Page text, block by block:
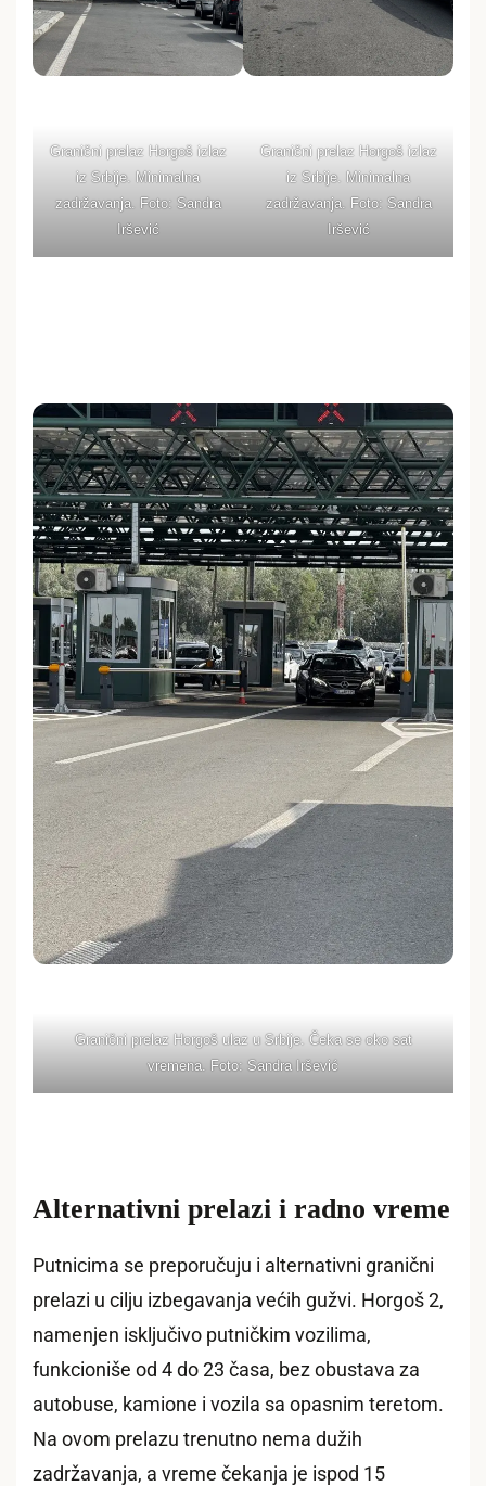
Granični prelaz Horgoš izlaz
iz Srbije. Minimalna
zadržavanja. Foto: Sandra
Iršević
Granični prelaz Horgoš izlaz
iz Srbije. Minimalna
zadržavanja. Foto: Sandra
Iršević
Granični prelaz Horgoš ulaz u Srbije. Čeka se oko sat
vremena. Foto: Sandra Iršević
Alternativni prelazi i radno vreme
Putnicima se preporučuju i alternativni granični
prelazi u cilju izbegavanja većih gužvi. Horgoš 2,
namenjen isključivo putničkim vozilima,
funkcioniše od 4 do 23 časa, bez obustava za
autobuse, kamione i vozila sa opasnim teretom.
Na ovom prelazu trenutno nema dužih
zadržavanja, a vreme čekanja je ispod 15